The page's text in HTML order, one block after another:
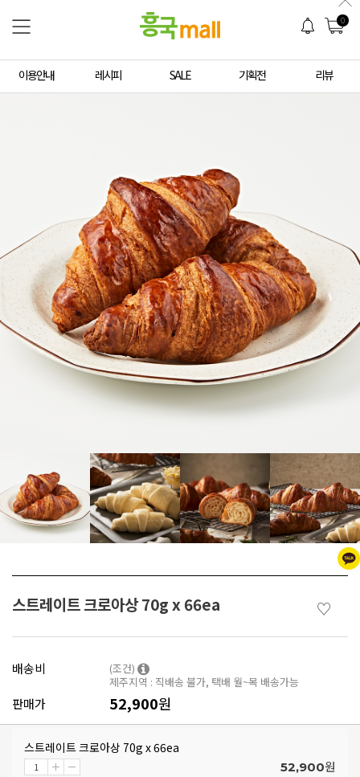
0
이용안내 레시피 SALE 기획전 리뷰
스트레이트 크로아상 70g x 66ea ♡
배송비
(조건)
제주지역 : 직배송 불가, 택배 월~목 배송가능
판매가 52,900원
스트레이트 크로아상 70g x 66ea
52,900원